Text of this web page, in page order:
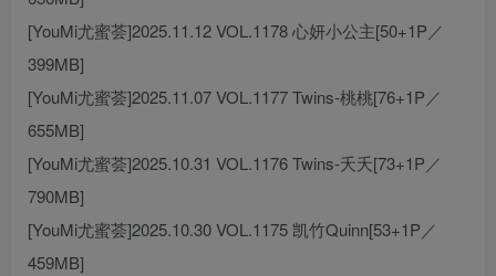
[YouMi尤蜜荟]2025.11.12 VOL.1178 心妍小公主[50+1P／
399MB]
[YouMi尤蜜荟]2025.11.07 VOL.1177 Twins-桃桃[76+1P／
655MB]
[YouMi尤蜜荟]2025.10.31 VOL.1176 Twins-夭夭[73+1P／
790MB]
[YouMi尤蜜荟]2025.10.30 VOL.1175 凯竹Quinn[53+1P／
459MB]